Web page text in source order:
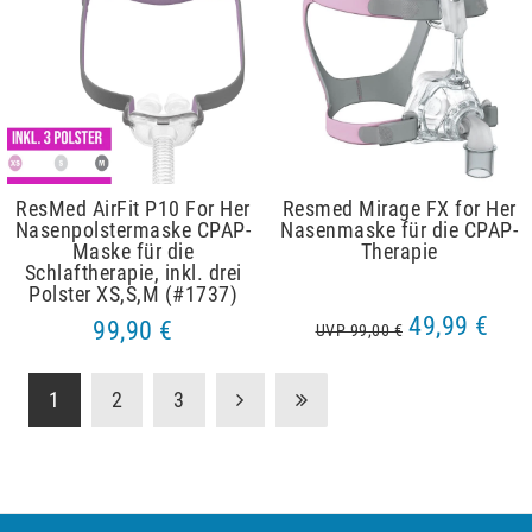
ResMed AirFit P10 For Her
Nasenpolstermaske CPAP-
Maske für die
Schlaftherapie, inkl. drei
Polster XS,S,M (#1737)
99,90 €
Resmed Mirage FX for Her
Nasenmaske für die CPAP-
Therapie
UVP 99,00 € 49,99 €
1 2 3